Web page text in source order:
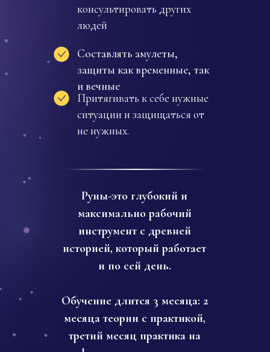
Руны-это глубокий и
максимально рабочий
инструмент с древней
историей, который работает
и по сей день.
Обучение длится 3 месяца: 2
месяца теории с практикой,
третий месяц практика на
Притягивать к себе нужные
ситуации и защищаться от
не нужных.
Составлять амулеты,
защиты как временные, так
и вечные
консультировать других
людей